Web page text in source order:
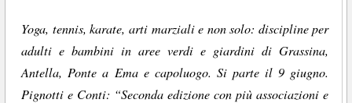
Yoga, tennis, karate, arti marziali e non solo: discipline per
adulti e bambini in aree verdi e giardini di Grassina,
Antella, Ponte a Ema e capoluogo. Si parte il 9 giugno.
Pignotti e Conti: “Seconda edizione con più associazioni e